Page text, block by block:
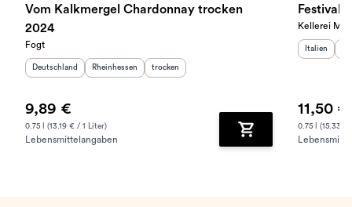
Vom Kalkmergel Chardonnay trocken
2024
Fogt
Herkunftsland
Deutschland Herkunftsregion :
Rheinhessen Geschmack
trocken
9,89 €
0.75 l (13.19 € / 1 Liter)
Lebensmittelangaben Zum Warenkorb
Festival
Kellerei
Italien
11,50 €
0.75 l (15.33 €